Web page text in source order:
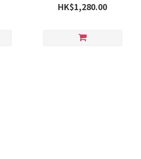
HK$1,280.00